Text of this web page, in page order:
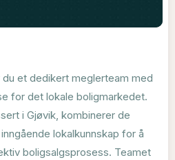
et dedikert meglerteam med
for det lokale boligmarkedet.
i Gjøvik, kombinerer de
lokalkunnskap for å
boligsalgsprosess. Teamet